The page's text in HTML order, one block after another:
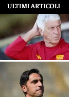
ULTIMI ARTICOLI